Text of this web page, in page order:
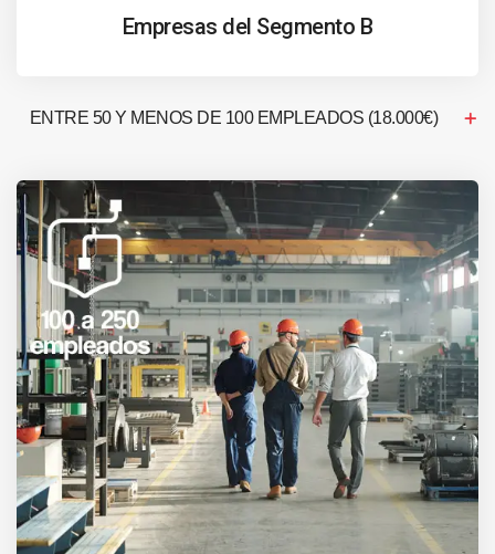
Empresas del Segmento B
ENTRE 50 Y MENOS DE 100 EMPLEADOS (18.000€)